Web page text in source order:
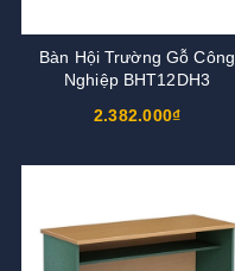
Bàn Hội Trường Gỗ Công
Nghiệp BHT12DH3
2.382.000₫